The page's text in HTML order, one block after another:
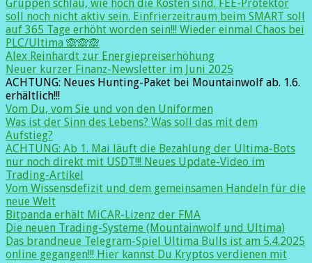
Gruppen schlau, wie hoch die Kosten sind. FEE-Protektor
soll noch nicht aktiv sein. Einfrierzeitraum beim SMART soll
auf 365 Tage erhöht worden sein!!! Wieder einmal Chaos bei
PLC/Ultima 🙈🙈🙈
Alex Reinhardt zur Energiepreiserhöhung
Neuer kurzer Finanz-Newsletter im Juni 2025
ACHTUNG: Neues Hunting-Paket bei Mountainwolf ab. 1.6.
erhältlich!!!
Vom Du, vom Sie und von den Uniformen
Was ist der Sinn des Lebens? Was soll das mit dem
Aufstieg?
ACHTUNG: Ab 1. Mai läuft die Bezahlung der Ultima-Bots
nur noch direkt mit USDT!!! Neues Update-Video im
Trading-Artikel
Vom Wissensdefizit und dem gemeinsamen Handeln für die
neue Welt
Bitpanda erhält MiCAR-Lizenz der FMA
Die neuen Trading-Systeme (Mountainwolf und Ultima)
Das brandneue Telegram-Spiel Ultima Bulls ist am 5.4.2025
online gegangen!!! Hier kannst Du Kryptos verdienen mit